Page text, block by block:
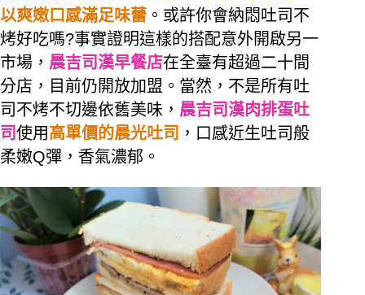
以爽嫩口感滿足味蕾 。或許你會納悶吐司不
烤好吃嗎?事實證明這樣的搭配意外開啟另一
市場， 晨吉司漢早餐店在全臺有超過二十間
分店，目前仍開放加盟。當然，不是所有吐
司不烤不切邊依舊美味， 晨吉司漢肉排蛋吐
司使用高單價的晨光吐司 ，口感近生吐司般
柔嫩Q彈，香氣濃郁。